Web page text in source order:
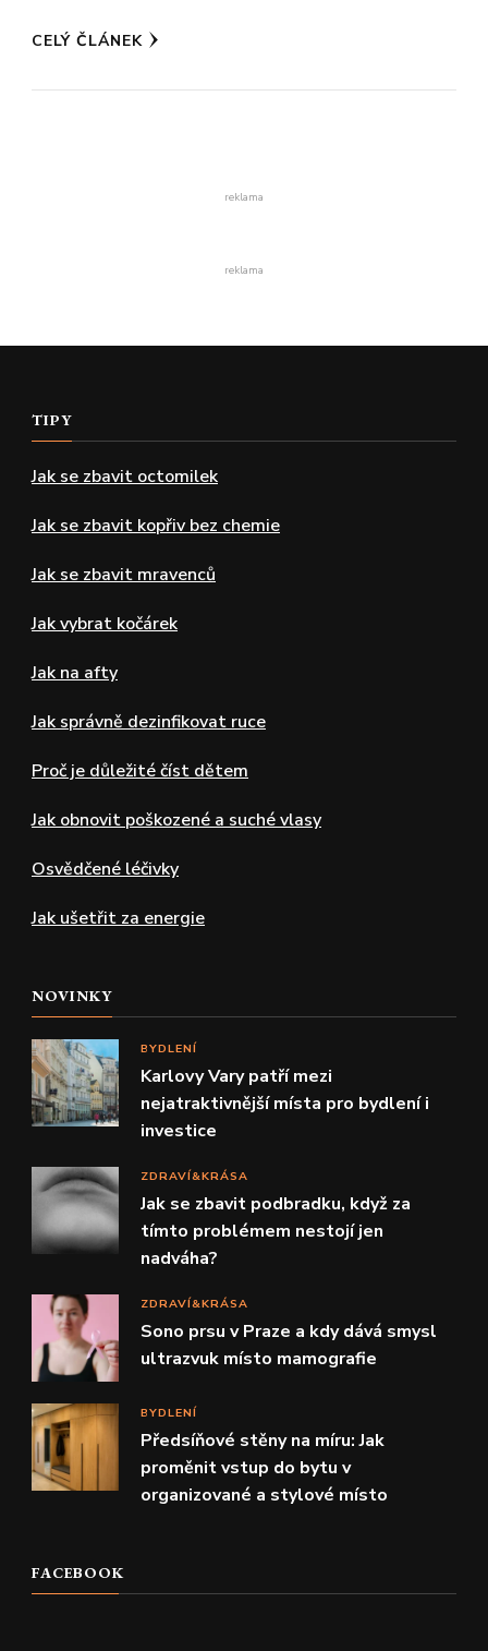
CELÝ ČLÁNEK
reklama
reklama
TIPY
Jak se zbavit octomilek
Jak se zbavit kopřiv bez chemie
Jak se zbavit mravenců
Jak vybrat kočárek
Jak na afty
Jak správně dezinfikovat ruce
Proč je důležité číst dětem
Jak obnovit poškozené a suché vlasy
Osvědčené léčivky
Jak ušetřit za energie
NOVINKY
BYDLENÍ
Karlovy Vary patří mezi
nejatraktivnější místa pro bydlení i
investice
ZDRAVÍ&KRÁSA
Jak se zbavit podbradku, když za
tímto problémem nestojí jen
nadváha?
ZDRAVÍ&KRÁSA
Sono prsu v Praze a kdy dává smysl
ultrazvuk místo mamografie
BYDLENÍ
Předsíňové stěny na míru: Jak
proměnit vstup do bytu v
organizované a stylové místo
FACEBOOK